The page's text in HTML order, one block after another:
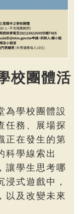
校團體活
為學校團體設
任務、展場探
正在發生的第
科學線索出
讓學生思考哪
式遊戲中，
以及改變未來